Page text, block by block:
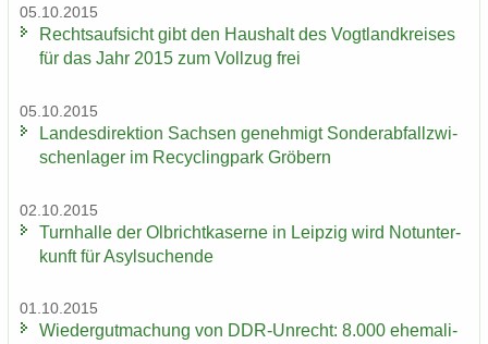
05.10.2015
Rechts­auf­sicht gibt den Haus­halt des Vogt­land­krei­ses
für das Jahr 2015 zum Voll­zug frei
05.10.2015
Lan­des­di­rek­ti­on Sach­sen ge­neh­migt Son­der­ab­fall­zwi­
schen­la­ger im Re­cy­cling­park Grö­bern
02.10.2015
Turn­hal­le der Ol­bricht­ka­ser­ne in Leip­zig wird Not­un­ter­
kunft für Asyl­su­chen­de
01.10.2015
Wie­der­gut­ma­chung von DDR-​Unrecht: 8.000 ehe­ma­li­